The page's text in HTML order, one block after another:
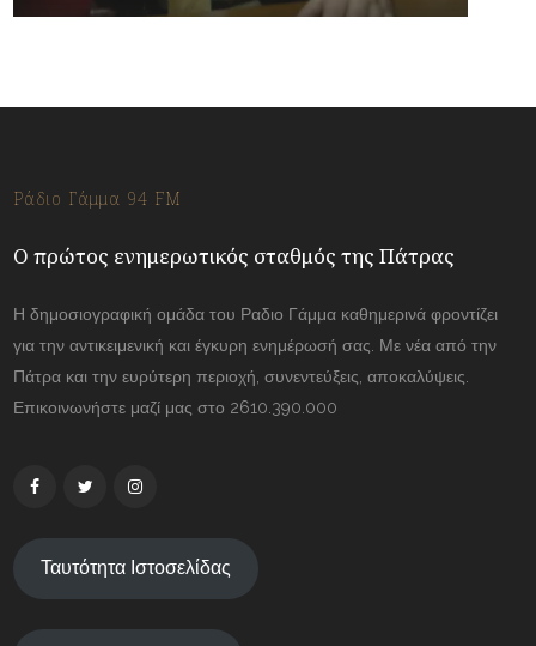
Ράδιο Γάμμα 94 FM
Ο πρώτος ενημερωτικός σταθμός της Πάτρας
Η δημοσιογραφική ομάδα του Ραδιο Γάμμα καθημερινά φροντίζει
για την αντικειμενική και έγκυρη ενημέρωσή σας. Με νέα από την
Πάτρα και την ευρύτερη περιοχή, συνεντεύξεις, αποκαλύψεις.
Επικοινωνήστε μαζί μας στο 2610.390.000
Ταυτότητα Ιστοσελίδας